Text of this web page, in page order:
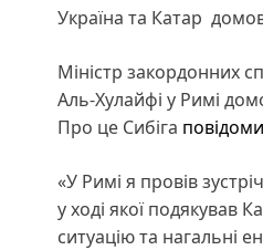
Україна та Катар
Міністр закордонних
Аль-Хулайфі у Римі
Про це Сибіга
«У Римі я провів
у ході якої подякував
ситуацію та нагальні